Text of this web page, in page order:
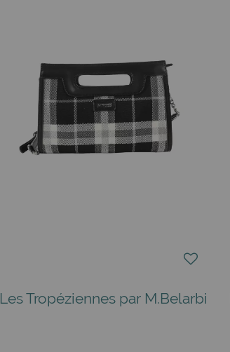
Les Tropéziennes par M.Belarbi